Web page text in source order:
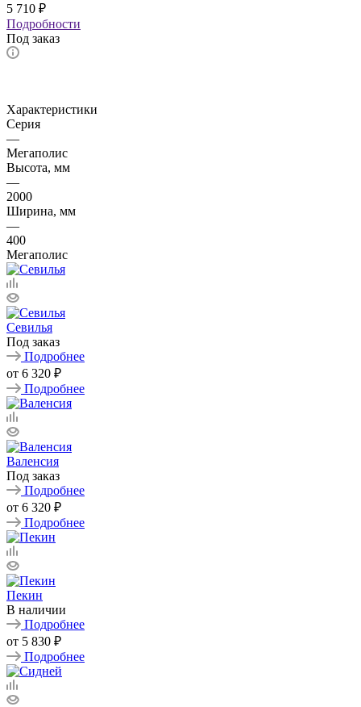
5 710 ₽
Подробности
Под заказ
Характеристики
Серия
—
Мегаполис
Высота, мм
—
2000
Ширина, мм
—
400
Мегаполис
Севилья
Под заказ
Подробнее
от 6 320 ₽
Подробнее
Валенсия
Под заказ
Подробнее
от 6 320 ₽
Подробнее
Пекин
В наличии
Подробнее
от 5 830 ₽
Подробнее